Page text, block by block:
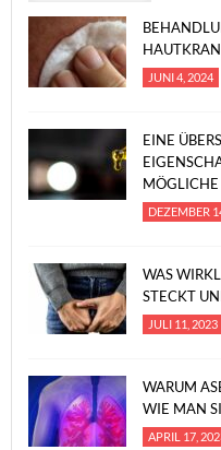
JUNI 4, 2024
EINE
DEZEMBER
WAS
STECKT
JULI 11, 2023
WARUM
WIE MAN
APRIL 17,